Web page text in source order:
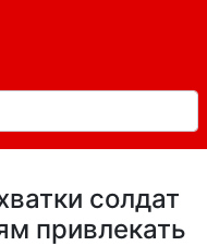
солдат
привлекать